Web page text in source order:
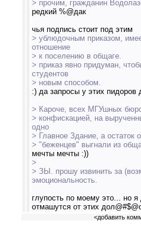
> прочим, гражданин
редкий %@дак
чья подпись стоит под этим
> ублюдочным приказом,
отношение
> к поселению в общаге.
> приказ явно придуман,
студентов
> новым способом.
:) да запросы у этих пидоров
> Кароче, всех МГУшных
> конфискацией, на
одно
> Главное Здание, а остаток
> "беженцев" выгнали из
мечты мечты :))
>
> ЗЫ. прошу извинить за
эмоциональность.
глупость по моему это... но
отмашутся от этих
<добавить